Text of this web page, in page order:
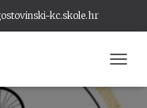
kc.skole.hr
O
G